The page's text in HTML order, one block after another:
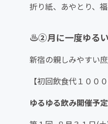
折り紙、あやとり、
♨️②月に一度ゆる
新宿の親しみやすい
【初回飲食代１００
ゆるゆる飲み開催予